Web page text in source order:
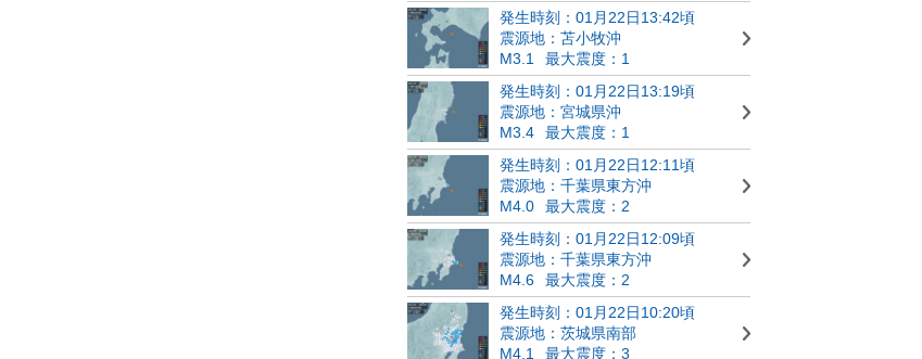
発生時刻：01月22日13:42頃
震源地：苫小牧沖
M3.1
最大震度：1
発生時刻：01月22日13:19頃
震源地：宮城県沖
M3.4
最大震度：1
発生時刻：01月22日12:11頃
震源地：千葉県東方沖
M4.0
最大震度：2
発生時刻：01月22日12:09頃
震源地：千葉県東方沖
M4.6
最大震度：2
発生時刻：01月22日10:20頃
震源地：茨城県南部
M4.1
最大震度：3